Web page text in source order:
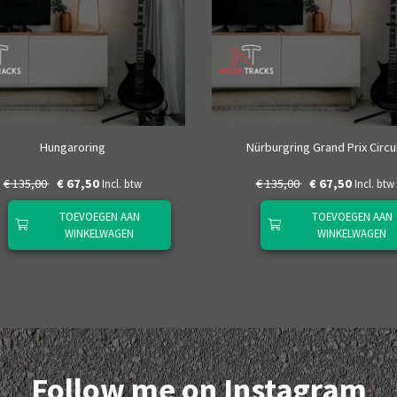
Hungaroring
€ 135,00 € 67,50 Incl. btw
TOEVOEGEN AAN
WINKELWAGEN
Nürburgring Grand Prix
€ 135,00 € 67,50 Incl. btw
TOEVOEGEN AAN
WINKELWAGEN